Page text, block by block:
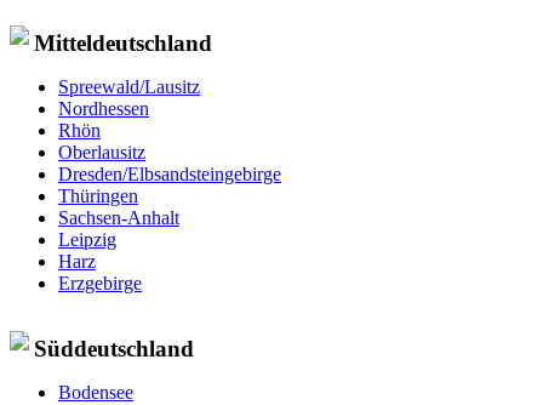
Mitteldeutschland
Spreewald/Lausitz
Nordhessen
Rhön
Oberlausitz
Dresden/Elbsandsteingebirge
Thüringen
Sachsen-Anhalt
Leipzig
Harz
Erzgebirge
Süddeutschland
Bodensee